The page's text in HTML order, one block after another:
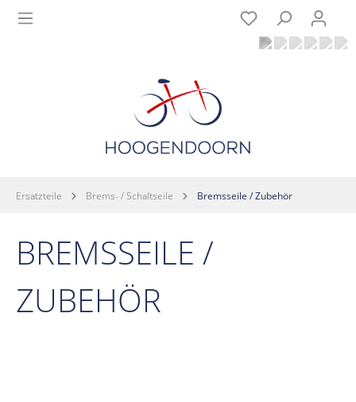
Ersatzteile Brems- / Schaltseile Bremsseile / Zubehör
BREMSSEILE /
ZUBEHÖR